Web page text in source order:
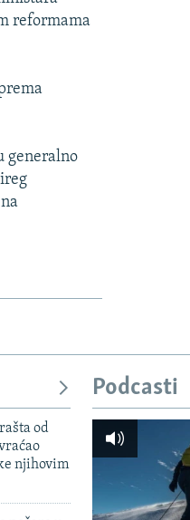
reformama
generalno
od
njihovim
Podcasti